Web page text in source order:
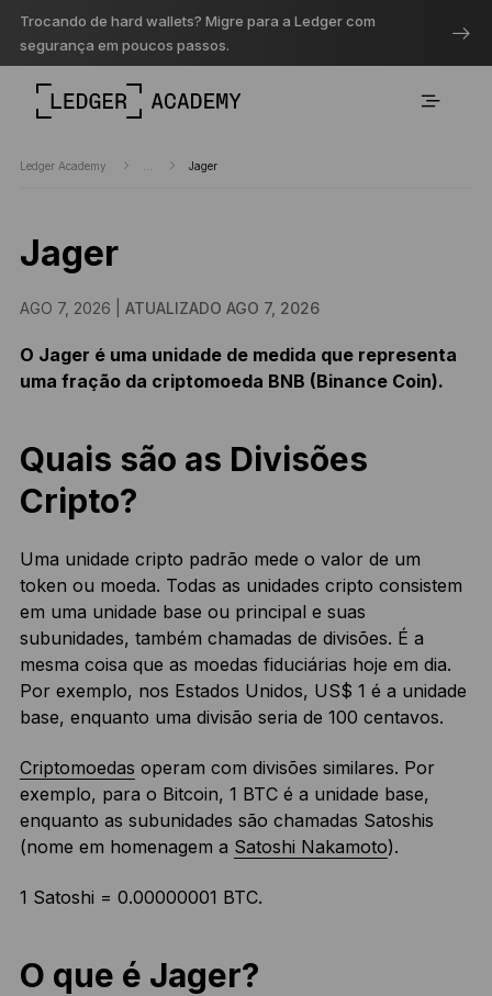
Trocando de hard wallets? Migre para a Ledger com
segurança em poucos passos.
Ledger Academy Jager
Jager
AGO 7, 2026 | ATUALIZADO AGO 7, 2026
O Jager é uma unidade de medida que representa
uma fração da criptomoeda BNB (Binance Coin).
Quais são as Divisões
Cripto?
Uma unidade cripto padrão mede o valor de um
token ou moeda. Todas as unidades cripto consistem
em uma unidade base ou principal e suas
subunidades, também chamadas de divisões. É a
mesma coisa que as moedas fiduciárias hoje em dia.
Por exemplo, nos Estados Unidos, US$ 1 é a unidade
base, enquanto uma divisão seria de 100 centavos.
Criptomoedas operam com divisões similares. Por
exemplo, para o Bitcoin, 1 BTC é a unidade base,
enquanto as subunidades são chamadas Satoshis
(nome em homenagem a Satoshi Nakamoto).
1 Satoshi = 0.00000001 BTC.
O que é Jager?